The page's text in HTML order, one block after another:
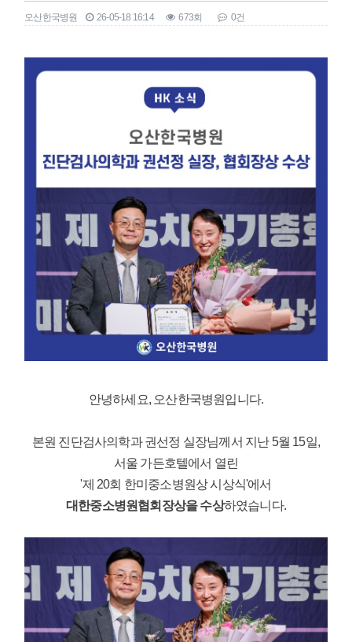
오산한국병원 26-05-18 16:14 673회 0건
본문
안녕하세요, 오산한국병원입니다.
본원 진단검사의학과 권선정 실장님께서 지난 5월 15일,
서울 가든호텔에서 열린
'제 20회 한미중소병원상 시상식'에서
대한중소병원협회장상을 수상하였습니다.